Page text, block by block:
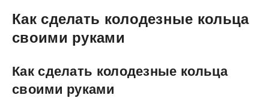
Как сделать колодезные кольца
своими руками
Как сделать колодезные кольца
своими руками